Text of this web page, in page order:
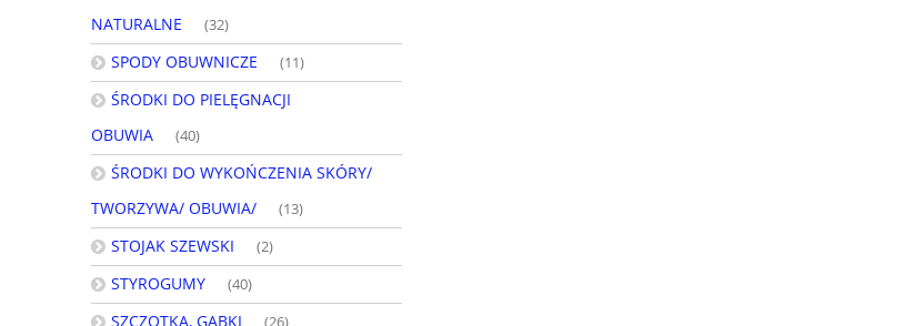
NATURALNE
(32)
SPODY OBUWNICZE (11)
ŚRODKI DO PIELĘGNACJI
OBUWIA
(40)
ŚRODKI DO WYKOŃCZENIA SKÓRY/
TWORZYWA/ OBUWIA/
(13)
STOJAK SZEWSKI (2)
STYROGUMY (40)
SZCZOTKA, GABKI (26)